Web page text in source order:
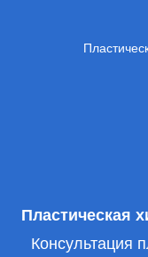
Пластическая
Консультация